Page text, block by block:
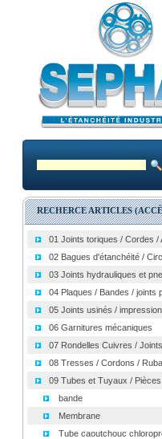
RECHERCE ARTICLES
01 Joints toriques / Cordes /
02 Bagues d'étanchéité /
03 Joints hydrauliques et
04 Plaques / Bandes / joints
05 Joints usinés / impression
06 Garnitures mécaniques
07 Rondelles Cuivres / Joints
08 Tresses / Cordons /
09 Tubes et Tuyaux /
bande
Membrane
Tube caoutchouc